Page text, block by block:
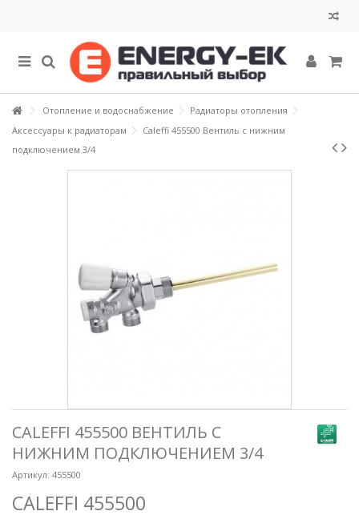
Отопление и водоснабжение
Радиаторы отопления
Аксессуары к радиаторам
Caleffi 455500 Вентиль с нижним
подключением 3/4
CALEFFI 455500 ВЕНТИЛЬ С
НИЖНИМ ПОДКЛЮЧЕНИЕМ 3/4
Артикул: 455500
CALEFFI 455500